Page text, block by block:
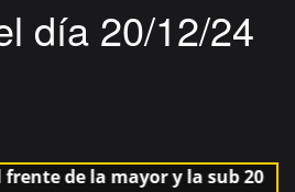
día 20/12/24
de la mayor y la sub 20